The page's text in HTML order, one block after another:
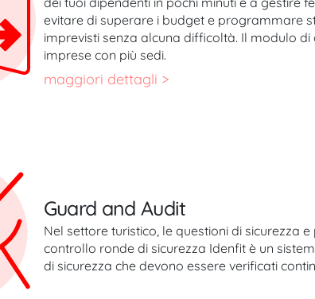
evitare di superare i budget e programmare
imprevisti senza alcuna difficoltà. Il modulo
imprese con più sedi.
maggiori dettagli >
Guard and Audit
Nel settore turistico, le questioni di sicurezza
controllo ronde di sicurezza Idenfit è un
di sicurezza che devono essere verificati